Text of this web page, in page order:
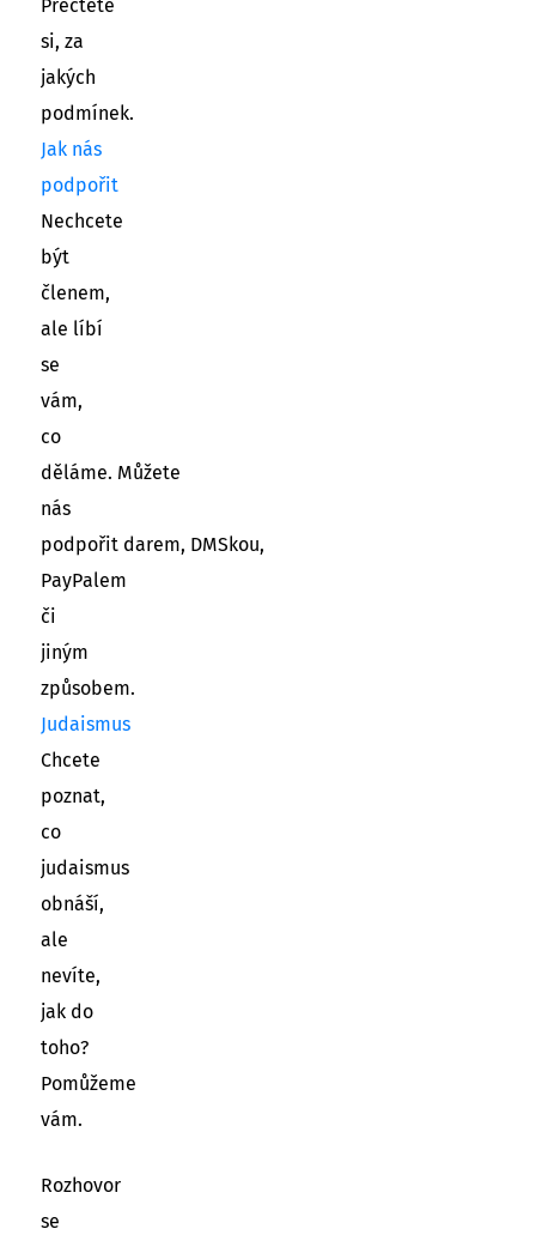
Přečtěte
si, za
jakých
podmínek.
Jak nás
podpořit
Nechcete
být
členem,
ale líbí
se
vám,
co
děláme. Můžete
nás
podpořit darem, DMSkou,
PayPalem
či
jiným
způsobem.
Judaismus
Chcete
poznat,
co
judaismus
obnáší,
ale
nevíte,
jak do
toho?
Pomůžeme
vám.
Rozhovor
se